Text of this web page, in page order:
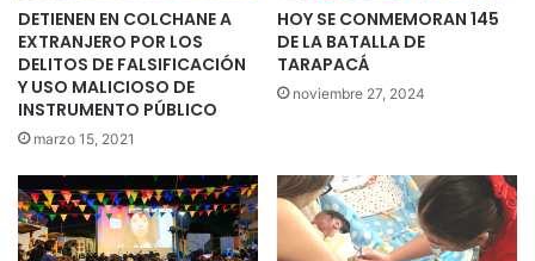
DETIENEN EN COLCHANE A
EXTRANJERO POR LOS
DELITOS DE FALSIFICACIÓN
Y USO MALICIOSO DE
INSTRUMENTO PÚBLICO
marzo 15, 2021
HOY SE CONMEMORAN 145
DE LA BATALLA DE
TARAPACÁ
noviembre 27, 2024